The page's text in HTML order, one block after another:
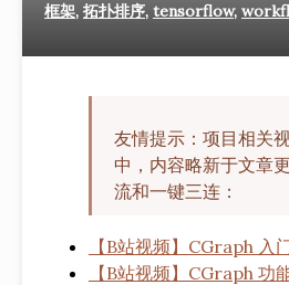
框架, 拓扑排序, tensorflow,
友情提示：项目相关
中，内容略新于文章
流和一键三连：
【B站视频】CGraph 入
【B站视频】CGraph 功